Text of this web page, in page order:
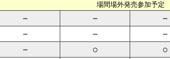
場間場外発売参加予定
－ － －
－ － －
－ ○ ○